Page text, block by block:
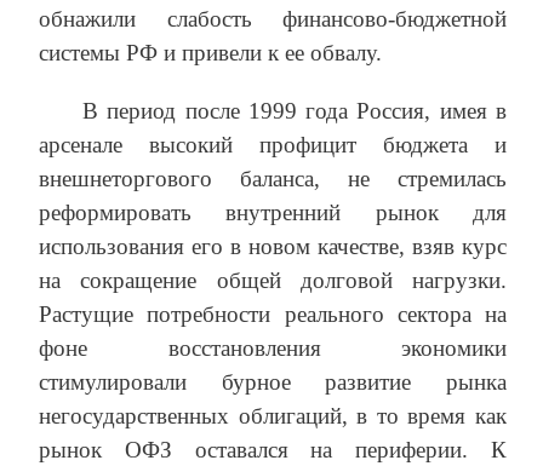
обнажили слабость финансово-бюджетной
системы РФ и привели к ее обвалу.
В период после 1999 года Россия, имея в
арсенале высокий профицит бюджета и
внешнеторгового баланса, не стремилась
реформировать внутренний рынок для
использования его в новом качестве, взяв курс
на сокращение общей долговой нагрузки.
Растущие потребности реального сектора на
фоне восстановления экономики
стимулировали бурное развитие рынка
негосударственных облигаций, в то время как
рынок ОФЗ оставался на периферии. К